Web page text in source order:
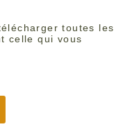
toutes les
celle qui vous